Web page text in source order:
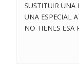
SUSTITUIR UNA
UNA ESPECIAL
NO TIENES ESA